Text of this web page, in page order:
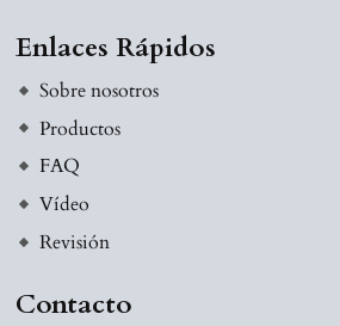
Enlaces Rápidos
Sobre nosotros
Productos
FAQ
Vídeo
Revisión
Contacto